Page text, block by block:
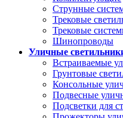
Струнные
Трековые
Трековые
Шинопроводы
Уличные
Встраиваемые
Грунтовые
Консольные
Подвесные
Подсветки для